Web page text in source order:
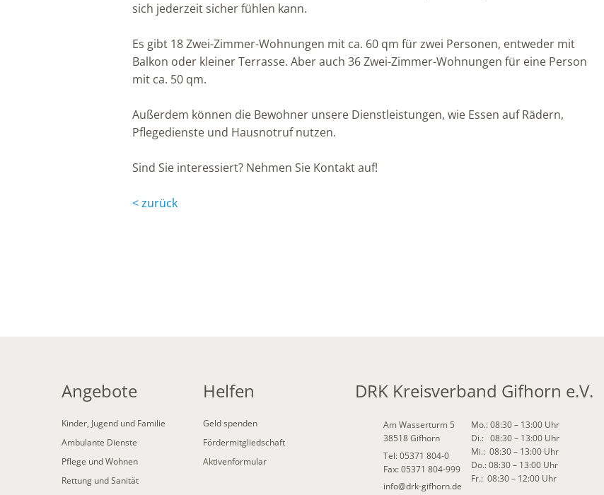
sich jederzeit sicher fühlen kann.
Es gibt 18 Zwei-Zimmer-Wohnungen mit ca. 60 qm für zwei Personen, entweder mit
Balkon oder kleiner Terrasse. Aber auch 36 Zwei-Zimmer-Wohnungen für eine Person
mit ca. 50 qm.
Außerdem können die Bewohner unsere Dienstleistungen, wie Essen auf Rädern,
Pflegedienste und Hausnotruf nutzen.
Sind Sie interessiert? Nehmen Sie Kontakt auf!
< zurück
Angebote
Kinder, Jugend und Familie
Ambulante Dienste
Pflege und Wohnen
Rettung und Sanität
Helfen
Geld spenden
Fördermitgliedschaft
Aktivenformular
DRK Kreisverband Gifhorn e.V.
Am Wasserturm 5
38518 Gifhorn
Tel: 05371 804-0
Fax: 05371 804-999
info@drk-gifhorn.de
Mo.: 08:30 – 13:00 Uhr
Di.: 08:30 – 13:00 Uhr
Mi.: 08:30 – 13:00 Uhr
Do.: 08:30 – 13:00 Uhr
Fr.: 08:30 – 12:00 Uhr